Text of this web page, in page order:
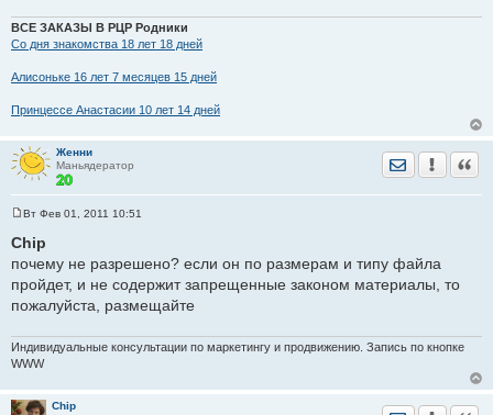
ВСЕ ЗАКАЗЫ В РЦР Родники
Со дня знакомства 18 лет 18 дней
Алисоньке 16 лет 7 месяцев 15 дней
Принцессе Анастасии 10 лет 14 дней
Женни
Маньядератор
Отправить
о
о
б
е
н
Вт Фев 01, 2011 10:51
Chip
почему не разрешено? если он по размерам и типу файла
пройдет, и не содержит запрещенные законом материалы, то
пожалуйста, размещайте
Индивидуальные консультации по маркетингу и продвижению. Запись по кнопке
WWW
Chip